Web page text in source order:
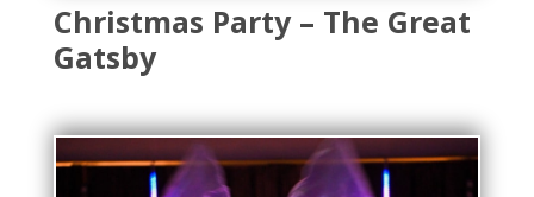
Christmas Party – The Great
Gatsby